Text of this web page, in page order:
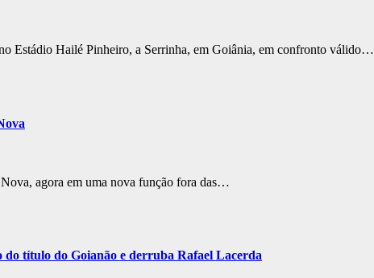
Estádio Hailé Pinheiro, a Serrinha, em Goiânia, em confronto válido…
agora em uma nova função fora das…
do título do Goianão e derruba Rafael Lacerda